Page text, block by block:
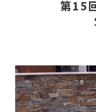
第15